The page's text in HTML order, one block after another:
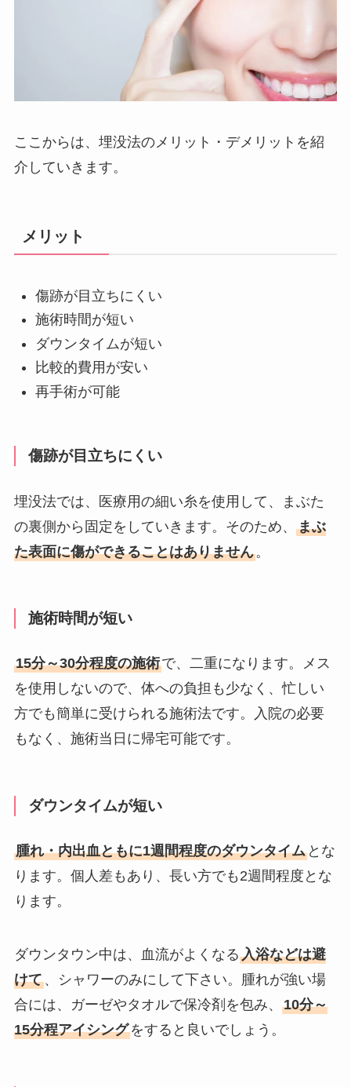
ここからは、埋没法のメリット・デメリットを紹
介していきます。
メリット
傷跡が目立ちにくい
施術時間が短い
ダウンタイムが短い
比較的費用が安い
再手術が可能
傷跡が目立ちにくい
埋没法では、医療用の細い糸を使用して、まぶた
の裏側から固定をしていきます。そのため、 まぶ
た表面に傷ができることはありません。
施術時間が短い
15分～30分程度の施術で、二重になります。メス
を使用しないので、体への負担も少なく、忙しい
方でも簡単に受けられる施術法です。入院の必要
もなく、施術当日に帰宅可能です。
ダウンタイムが短い
腫れ・内出血ともに1週間程度のダウンタイムとな
ります。個人差もあり、長い方でも2週間程度とな
ります。
ダウンタウン中は、血流がよくなる入浴などは避
けて、シャワーのみにして下さい。腫れが強い場
合には、ガーゼやタオルで保冷剤を包み、 10分～
15分程アイシングをすると良いでしょう。